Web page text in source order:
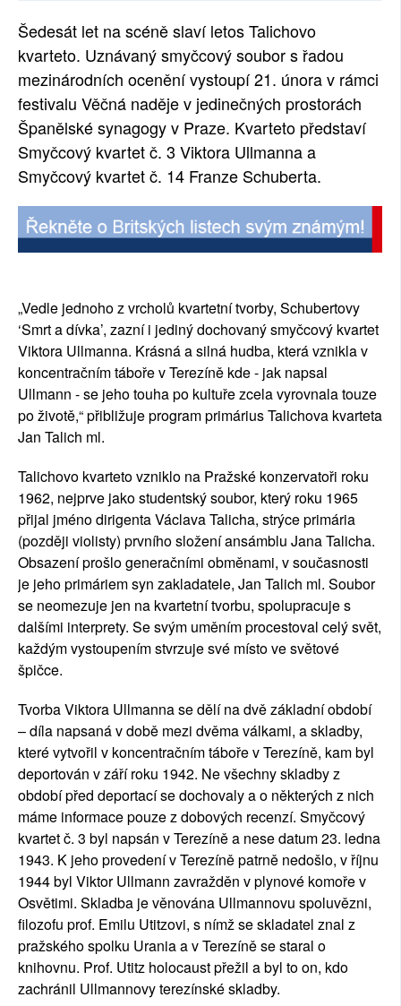
SOCIÁLNÍ SÍTĚ
RUBRIKY
PLNÁ VERZE STRÁNEK
Šedesát let na scéně slaví letos Talichovo
kvarteto. Uznávaný smyčcový soubor s řadou
mezinárodních ocenění vystoupí 21. února v rámci
festivalu Věčná naděje v jedinečných prostorách
Španělské synagogy v Praze. Kvarteto představí
Smyčcový kvartet č. 3 Viktora Ullmanna a
Smyčcový kvartet č. 14 Franze Schuberta.
„Vedle jednoho z vrcholů kvartetní tvorby, Schubertovy
‘Smrt a dívka’, zazní i jediný dochovaný smyčcový kvartet
Viktora Ullmanna. Krásná a silná hudba, která vznikla v
koncentračním táboře v Terezíně kde - jak napsal
Ullmann - se jeho touha po kultuře zcela vyrovnala touze
po životě,“ přibližuje program primárius Talichova kvarteta
Jan Talich ml.
Talichovo kvarteto vzniklo na Pražské konzervatoři roku
1962, nejprve jako studentský soubor, který roku 1965
přijal jméno dirigenta Václava Talicha, strýce primária
(později violisty) prvního složení ansámblu Jana Talicha.
Obsazení prošlo generačními obměnami, v současnosti
je jeho primáriem syn zakladatele, Jan Talich ml. Soubor
se neomezuje jen na kvartetní tvorbu, spolupracuje s
dalšími interprety. Se svým uměním procestoval celý svět,
každým vystoupením stvrzuje své místo ve světové
špičce.
Tvorba Viktora Ullmanna se dělí na dvě základní období
– díla napsaná v době mezi dvěma válkami, a skladby,
které vytvořil v koncentračním táboře v Terezíně, kam byl
deportován v září roku 1942. Ne všechny skladby z
období před deportací se dochovaly a o některých z nich
máme informace pouze z dobových recenzí. Smyčcový
kvartet č. 3 byl napsán v Terezíně a nese datum 23. ledna
1943. K jeho provedení v Terezíně patrně nedošlo, v říjnu
1944 byl Viktor Ullmann zavražděn v plynové komoře v
Osvětimi. Skladba je věnována Ullmannovu spoluvězni,
filozofu prof. Emilu Utitzovi, s nímž se skladatel znal z
pražského spolku Urania a v Terezíně se staral o
knihovnu. Prof. Utitz holocaust přežil a byl to on, kdo
zachránil Ullmannovy terezínské skladby.